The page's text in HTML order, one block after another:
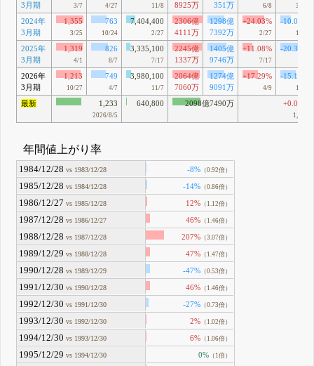
3月期
3/7 4/27 11/8
8925万
351万
6/8 3/24
2024年
3月期
1,355
3/25
763
10/24
7,404,400
2/27
2306億
4111万
1298億
7392万
+24.03%
2/27
-10.06%
10/4
2025年
3月期
1,319
4/1
826
8/7
3,335,100
7/17
2245億
1337万
1405億
9746万
+11.08%
7/17
-20.35%
2026年
3月期
1,213
10/27
749
4/7
3,980,100
11/7
2064億
7060万
1274億
9091万
+17.29%
4/9
-15.16%
11/7
最新 1,233
2026/8/5
640,800 2098億7490万 +0.08%
1,232
年間値上がり率
1984/12/28 vs 1983/12/28 -8% （0.92倍）
1985/12/28 vs 1984/12/28 -14% （0.86倍）
1986/12/27 vs 1985/12/28 12% （1.12倍）
1987/12/28 vs 1986/12/27 46% （1.46倍）
1988/12/28 vs 1987/12/28 207% （3.07倍）
1989/12/29 vs 1988/12/28 47% （1.47倍）
1990/12/28 vs 1989/12/29 -47% （0.53倍）
1991/12/30 vs 1990/12/28 46% （1.46倍）
1992/12/30 vs 1991/12/30 -27% （0.73倍）
1993/12/30 vs 1992/12/30 2% （1.02倍）
1994/12/30 vs 1993/12/30 6% （1.06倍）
1995/12/29 vs 1994/12/30 0% （1倍）